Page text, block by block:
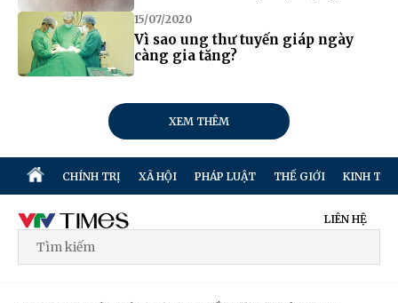
15/07/2020
Vì sao ung thư tuyến giáp ngày
càng gia tăng?
XEM THÊM
CHÍNH TRỊ XÃ HỘI PHÁP LUẬT THẾ GIỚI KINH TẾ
LIÊN HỆ